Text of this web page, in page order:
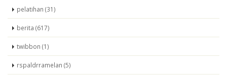
pelatihan (31)
berita (617)
twibbon (1)
rspaldrramelan (5)